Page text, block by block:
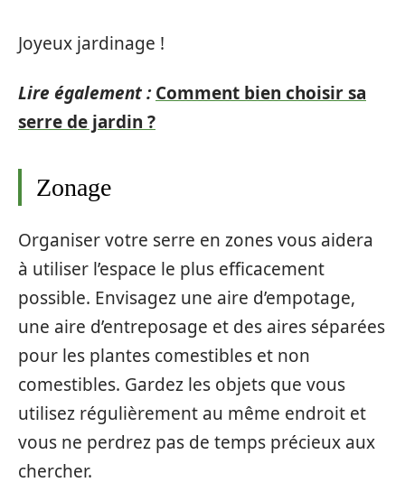
Joyeux jardinage !
Lire également : Comment bien choisir sa
serre de jardin ?
Zonage
Organiser votre serre en zones vous aidera
à utiliser l’espace le plus efficacement
possible. Envisagez une aire d’empotage,
une aire d’entreposage et des aires séparées
pour les plantes comestibles et non
comestibles. Gardez les objets que vous
utilisez régulièrement au même endroit et
vous ne perdrez pas de temps précieux aux
chercher.